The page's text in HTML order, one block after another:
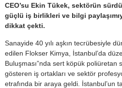
CEO’su Ekin Tükek, sektörün
güçlü iş birlikleri ve bilgi
dikkat çekti.
Sanayide 40 yılı aşkın tecrübesiyle
edilen Flokser Kimya, İstanbul’da
Buluşması”nda sert köpük
gösteren iş ortakları ve sektör
etrafında bir araya geldi. İstanbul’un